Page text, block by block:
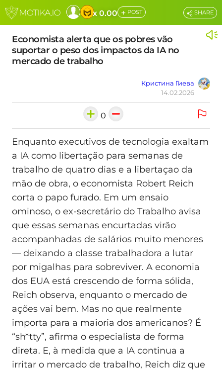
x 0.00 + POST
Economista alerta que os pobres vão
suportar o peso dos impactos da IA no
mercado de trabalho
Кристина Гиева
14.02.2026
SHARE
0
Enquanto executivos de tecnologia exaltam
a IA como libertação para semanas de
trabalho de quatro dias e a libertaçao da
mão de obra, o economista Robert Reich
corta o papo furado. Em um ensaio
ominoso, o ex-secretário do Trabalho avisa
que essas semanas encurtadas virão
acompanhadas de salários muito menores
— deixando a classe trabalhadora a lutar
por migalhas para sobreviver. A economia
dos EUA está crescendo de forma sólida,
Reich observa, enquanto o mercado de
ações vai bem. Mas no que realmente
importa para a maioria dos americanos? É
“sh*tty”, afirma o especialista de forma
direta. E, à medida que a IA continua a
irritar o mercado de trabalho, Reich diz que